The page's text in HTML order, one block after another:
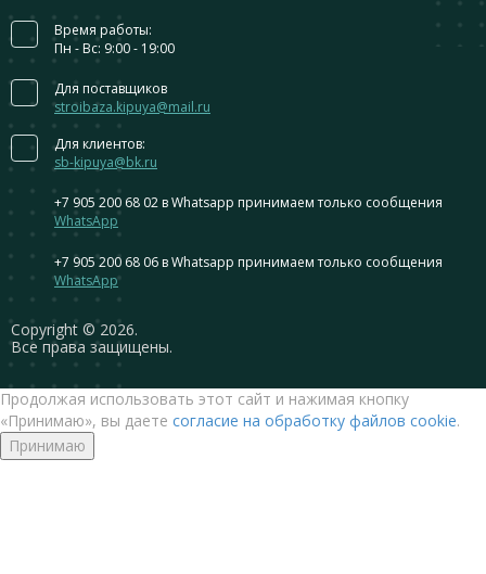
Сopyright © 2026.
Все права защищены.
Время работы:
Пн - Вс: 9:00 - 19:00
Для поставщиков
stroibaza.kipuya@mail.ru
Для клиентов:
sb-kipuya@bk.ru
+7 905 200 68 02 в Whatsapp принимаем только сообщения
WhatsApp
+7 905 200 68 06 в Whatsapp принимаем только сообщения
WhatsApp
Продолжая использовать этот сайт и нажимая кнопку
«Принимаю», вы даете согласие на обработку файлов cookie.
Принимаю